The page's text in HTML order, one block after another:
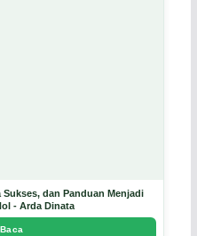
Sukses, dan Panduan Menjadi
- Arda Dinata